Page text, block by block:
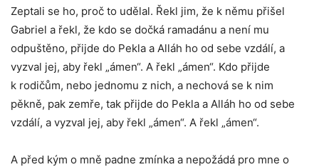
Zeptali se ho, proč to udělal. Řekl jim, že k němu přišel
Gabriel a řekl, že kdo se dočká ramadánu a není mu
odpuštěno, přijde do Pekla a Alláh ho od sebe vzdálí, a
vyzval jej, aby řekl „ámen“. A řekl „ámen“. Kdo přijde
k rodičům, nebo jednomu z nich, a nechová se k nim
pěkně, pak zemře, tak přijde do Pekla a Alláh ho od sebe
vzdálí, a vyzval jej, aby řekl „ámen“. A řekl „ámen“.
A před kým o mně padne zmínka a nepožádá pro mne o